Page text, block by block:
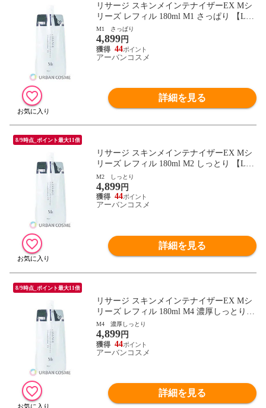
リサージ スキンメインテナイザーEX Mシ
リーズ レフィル 180ml M1 さっぱり 【LIS
SAGE 化粧液 コラーゲン ハリ】
M1 さっぱり
4,899円
44
アーバンコスメ
詳細を見る
8/9時点_ポイント最大11倍
リサージ スキンメインテナイザーEX Mシ
リーズ レフィル 180ml M2 しっとり 【LIS
SAGE 化粧液 コラーゲン ハリ】
M2 しっとり
4,899円
44
アーバンコスメ
詳細を見る
8/9時点_ポイント最大11倍
リサージ スキンメインテナイザーEX Mシ
リーズ レフィル 180ml M4 濃厚しっとり
【LISSAGE 化粧液 コラーゲン ハリ】
M4 濃厚しっとり
4,899円
44
アーバンコスメ
詳細を見る